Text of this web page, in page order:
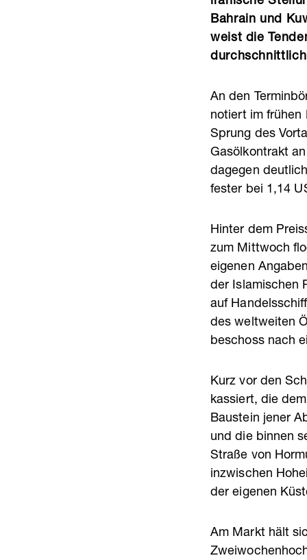
Bahrain und
weist die
An den
notiert im frühen
Sprung des
Gasölkontrakt
dagegen
fester bei 1,14
Hinter dem
zum Mittwoch
eigenen
der Islamischen
auf
des weltweiten
beschoss nach
Kurz vor den
kassiert, die
Baustein jener
und die binnen
Straße von
inzwischen
der eigenen
Am Markt hält